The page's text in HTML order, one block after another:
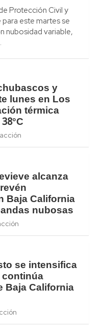
Protección Civil y
este martes se
nubosidad variable,
y
lunes en Los
térmica
alcanza
Baja California
nubosas
se intensifica
continúa
Baja California